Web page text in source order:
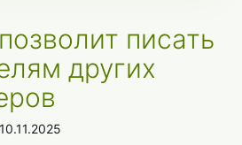
писать
других
10.11.2025